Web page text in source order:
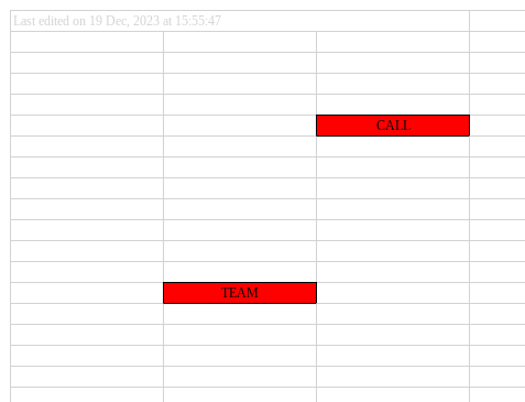
Last edited on 19 Dec, 2023 at 15:55:47
CALL
TEAM